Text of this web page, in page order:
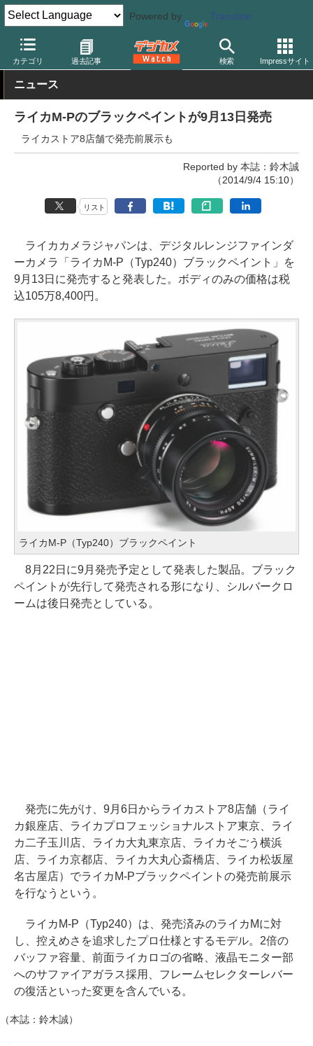
Powered by Translate
カテゴリ 過去記事 検索 Impressサイト
デジカメ Watch カメラ レンジファインダーカメラ ライカ
ニュース
ライカM-Pのブラックペイントが9月13日発売
ライカストア8店舗で発売前展示も
Reported by 本誌：鈴木誠
（2014/9/4 15:10）
リスト
ライカカメラジャパンは、デジタルレンジファインダ
ーカメラ「ライカM-P（Typ240）ブラックペイント」を
9月13日に発売すると発表した。ボディのみの価格は税
込105万8,400円。
ライカM-P（Typ240）ブラックペイント
8月22日に9月発売予定として発表した製品。ブラック
ペイントが先行して発売される形になり、シルバークロ
ームは後日発売としている。
発売に先がけ、9月6日からライカストア8店舗（ライ
カ銀座店、ライカプロフェッショナルストア東京、ライ
カ二子玉川店、ライカ大丸東京店、ライカそごう横浜
店、ライカ京都店、ライカ大丸心斎橋店、ライカ松坂屋
名古屋店）でライカM-Pブラックペイントの発売前展示
を行なうという。
ライカM-P（Typ240）は、発売済みのライカMに対
し、控えめさを追求したプロ仕様とするモデル。2倍の
バッファ容量、前面ライカロゴの省略、液晶モニター部
へのサファイアガラス採用、フレームセレクターレバー
の復活といった変更を含んでいる。
（本誌：鈴木誠）